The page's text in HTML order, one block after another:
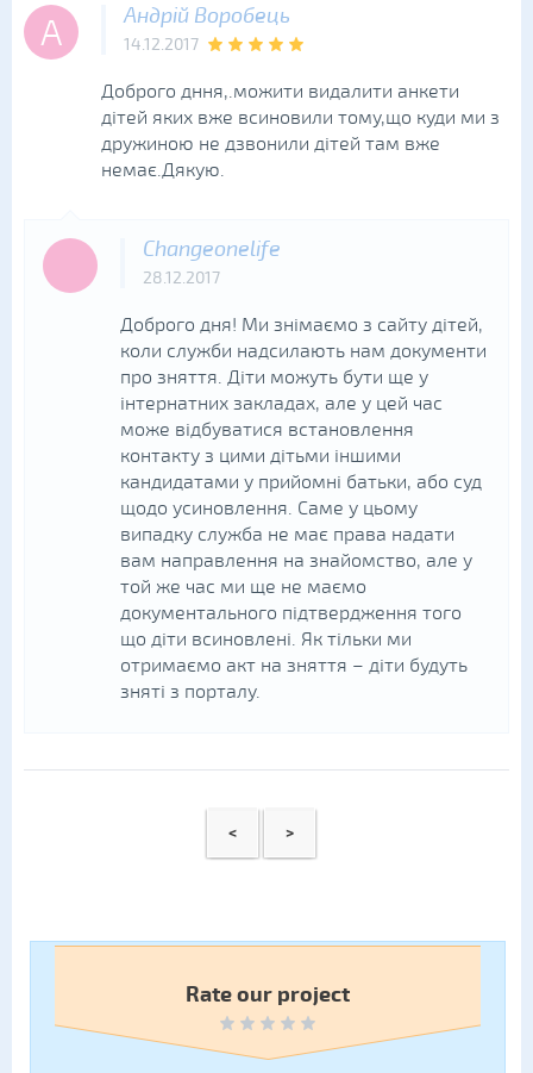
А Андрій Воробець
14.12.2017
Доброго дння,.можити видалити анкети
дітей яких вже всиновили тому,що куди ми з
дружиною не дзвонили дітей там вже
немає.Дякую.
Changeonelife
28.12.2017
Доброго дня! Ми знімаємо з сайту дітей,
коли служби надсилають нам документи
про зняття. Діти можуть бути ще у
інтернатних закладах, але у цей час
може відбуватися встановлення
контакту з цими дітьми іншими
кандидатами у прийомні батьки, або суд
щодо усиновлення. Саме у цьому
випадку служба не має права надати
вам направлення на знайомство, але у
той же час ми ще не маємо
документального підтвердження того
що діти всиновлені. Як тільки ми
отримаємо акт на зняття – діти будуть
зняті з порталу.
< >
Rate our project